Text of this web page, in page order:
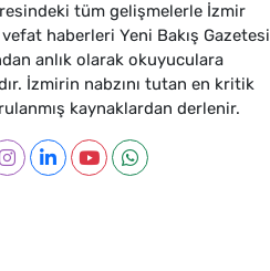
tüm gelişmelerle İzmir
haberleri Yeni Bakış Gazetesi
anlık olarak okuyuculara
İzmirin nabzını tutan en kritik
kaynaklardan derlenir.